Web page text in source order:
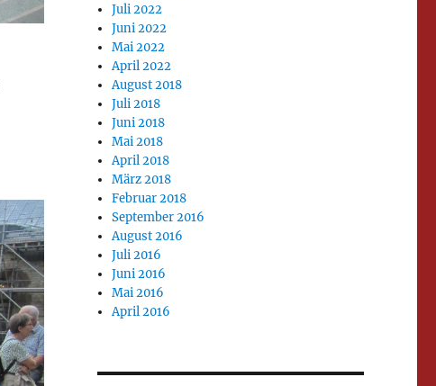
Juli 2022
Juni 2022
Mai 2022
April 2022
August 2018
Juli 2018
Juni 2018
Mai 2018
April 2018
März 2018
Februar 2018
September 2016
August 2016
Juli 2016
Juni 2016
Mai 2016
April 2016